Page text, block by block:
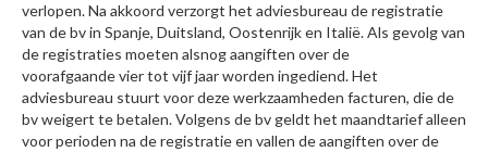
verlopen. Na akkoord verzorgt het adviesbureau de registratie
van de bv in Spanje, Duitsland, Oostenrijk en Italië. Als gevolg van
de registraties moeten alsnog aangiften over de
voorafgaande vier tot vijf jaar worden ingediend. Het
adviesbureau stuurt voor deze werkzaamheden facturen, die de
bv weigert te betalen. Volgens de bv geldt het maandtarief alleen
voor perioden na de registratie en vallen de aangiften over de